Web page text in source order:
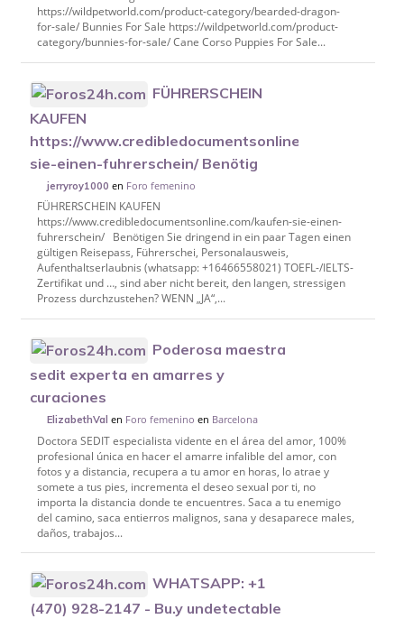
https://wildpetworld.com/product-category/bearded-dragon-
for-sale/ Bunnies For Sale https://wildpetworld.com/product-
category/bunnies-for-sale/ Cane Corso Puppies For Sale...
FÜHRERSCHEIN
KAUFEN
https://www.credibledocumentsonline.com/kaufen-
sie-einen-fuhrerschein/ Benötig
jerryroy1000 en Foro femenino
FÜHRERSCHEIN KAUFEN
https://www.credibledocumentsonline.com/kaufen-sie-einen-
fuhrerschein/ Benötigen Sie dringend in ein paar Tagen einen
gültigen Reisepass, Führerschei, Personalausweis,
Aufenthaltserlaubnis (whatsapp: +16466558021) TOEFL-/IELTS-
Zertifikat und …, sind aber nicht bereit, den langen, stressigen
Prozess durchzustehen? WENN „JA“,...
Poderosa maestra
sedit experta en amarres y
curaciones
ElizabethVal en Foro femenino en Barcelona
Doctora SEDIT especialista vidente en el área del amor, 100%
profesional única en hacer el amarre infalible del amor, con
fotos y a distancia, recupera a tu amor en horas, lo atrae y
somete a tus pies, incrementa el deseo sexual por ti, no
importa la distancia donde te encuentres. Saca a tu enemigo
del camino, saca entierros malignos, sana y desaparece males,
daños, trabajos...
WHATSAPP: +1
(470) 928-2147 - Bu.y undetectable